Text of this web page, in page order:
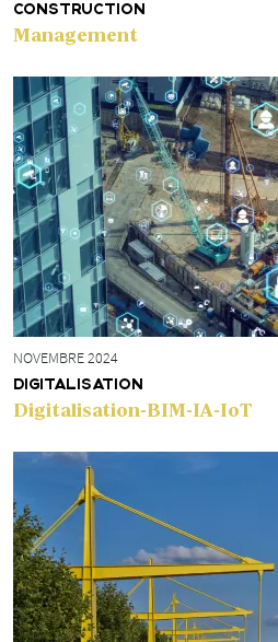
CONSTRUCTION
Management
NOVEMBRE 2024
DIGITALISATION
Digitalisation-BIM-IA-IoT